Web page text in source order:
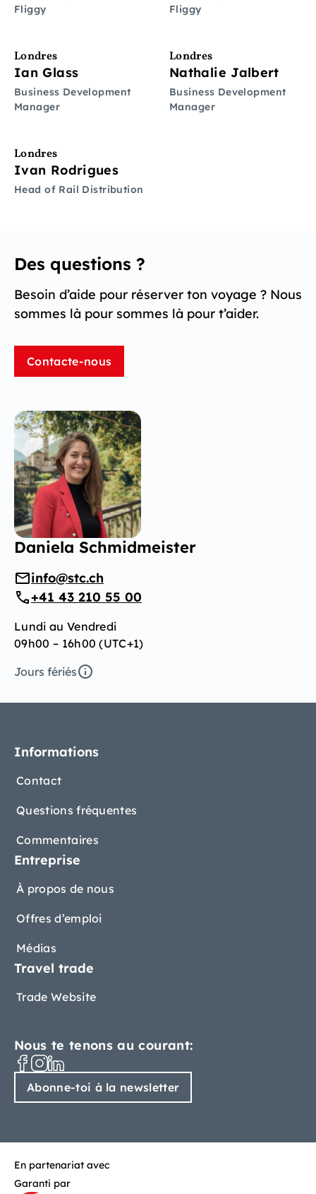
Fliggy
Fliggy
Londres
Ian Glass
Business Development
Manager
Londres
Nathalie Jalbert
Business Development
Manager
Londres
Ivan Rodrigues
Head of Rail Distribution
Des questions ?
Besoin d’aide pour réserver ton voyage ? Nous
sommes là pour sommes là pour t’aider.
Contacte-nous
Daniela Schmidmeister
info@stc.ch
+41 43 210 55 00
Lundi au Vendredi
09h00 – 16h00 (UTC+1)
Jours fériés
Informations
Contact
Questions fréquentes
Commentaires
Entreprise
À propos de nous
Offres d’emploi
Médias
Travel trade
Trade Website
Nous te tenons au courant:
Abonne-toi à la newsletter
En partenariat avec
Garanti par